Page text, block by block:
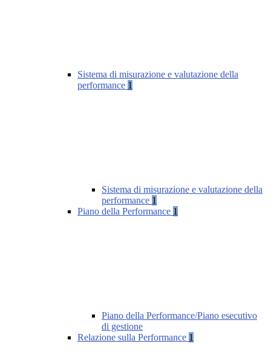
Sistema di misurazione e valutazione della
performance 1
Sistema di misurazione e valutazione della
performance 1
Piano della Performance 1
Piano della Performance/Piano esecutivo
di gestione
Relazione sulla Performance 1